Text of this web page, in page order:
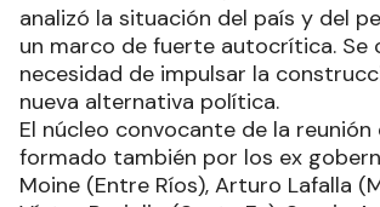
analizó la situación del país y del
un marco de fuerte autocrítica. Se
necesidad de impulsar la
nueva alternativa política.
El núcleo convocante de la reunión
formado también por los ex
Moine (Entre Ríos), Arturo Lafalla